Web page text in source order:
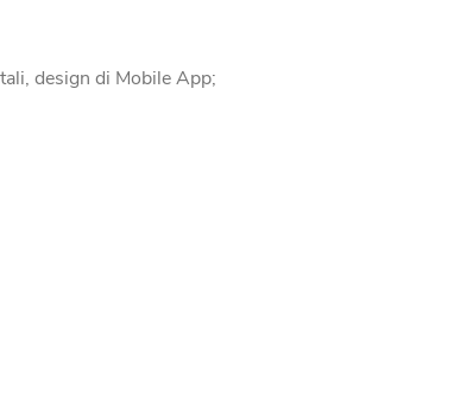
design di Mobile App;